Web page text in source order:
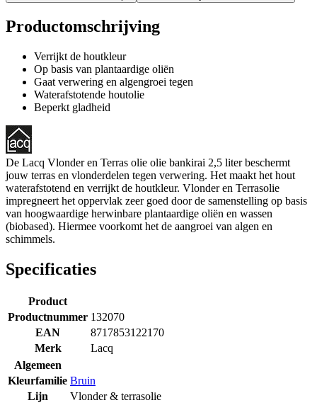
Productomschrijving
Verrijkt de houtkleur
Op basis van plantaardige oliën
Gaat verwering en algengroei tegen
Waterafstotende houtolie
Beperkt gladheid
De Lacq Vlonder en Terras olie olie bankirai 2,5 liter beschermt
jouw terras en vlonderdelen tegen verwering. Het maakt het hout
waterafstotend en verrijkt de houtkleur. Vlonder en Terrasolie
impregneert het oppervlak zeer goed door de samenstelling op basis
van hoogwaardige herwinbare plantaardige oliën en wassen
(biobased). Hiermee voorkomt het de aangroei van algen en
schimmels.
Specificaties
Product
Productnummer 132070
EAN
8717853122170
Merk
Lacq
Algemeen
Kleurfamilie Bruin
Lijn
Vlonder & terrasolie